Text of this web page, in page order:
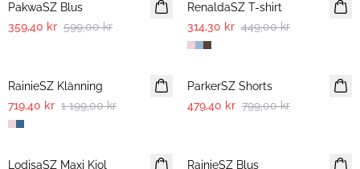
PakwaSZ Blus
359,40 kr 599,00 kr
RenaldaSZ T-shirt
314,30 kr 449,00 kr
RainieSZ Klänning
719,40 kr 1 199,00 kr
-40%
ParkerSZ Shorts
479,40 kr 799,00 kr
30%
LodisaSZ Maxi Kjol
RainieSZ Blus